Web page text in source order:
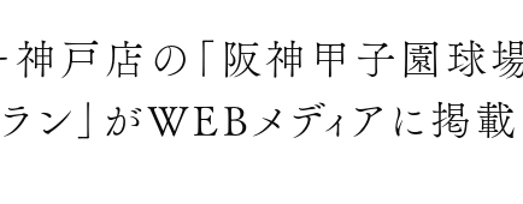
ー神戸店の「阪神甲子園球
ラン」がWEBメディアに掲載